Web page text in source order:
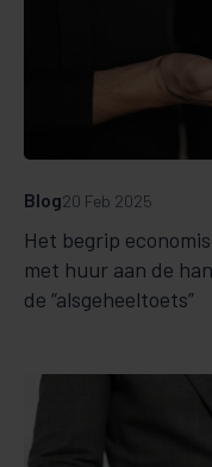
Het begrip
met huur aan de
de “alsgeheeltoets”
Blog20 Feb 2025